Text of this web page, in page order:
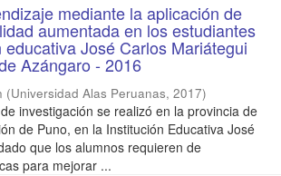
mediante la aplicación de
aumentada en los estudiantes
José Carlos Mariátegui
Azángaro - 2016
(Universidad Alas Peruanas, 2017)
investigación se realizó en la provincia de
de Puno, en la Institución Educativa José
que los alumnos requieren de
para mejorar ...